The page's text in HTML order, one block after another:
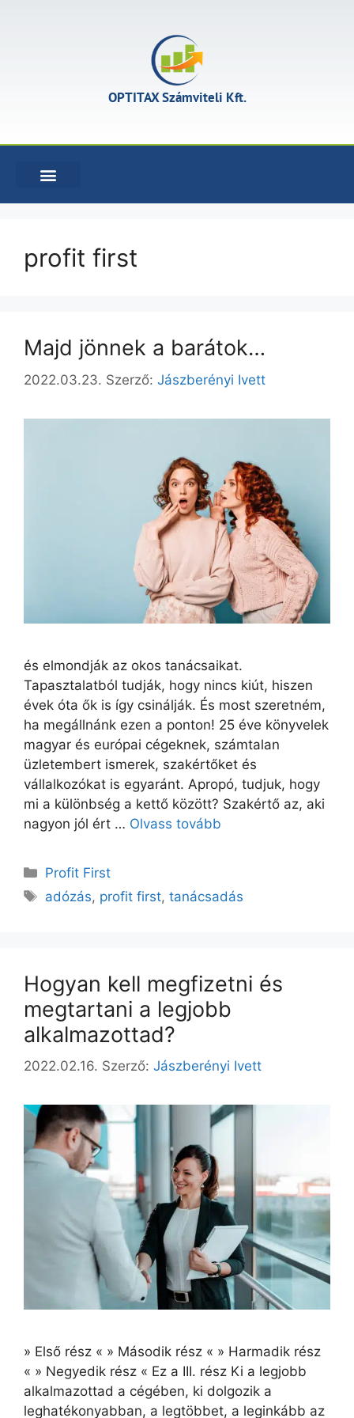
OPTITAX Számviteli Kft.
profit first
Majd jönnek a barátok…
2022.03.23. Szerző: Jászberényi Ivett
és elmondják az okos tanácsaikat.
Tapasztalatból tudják, hogy nincs kiút, hiszen
évek óta ők is így csinálják. És most szeretném,
ha megállnánk ezen a ponton! 25 éve könyvelek
magyar és európai cégeknek, számtalan
üzletembert ismerek, szakértőket és
vállalkozókat is egyaránt. Apropó, tudjuk, hogy
mi a különbség a kettő között? Szakértő az, aki
nagyon jól ért … Olvass tovább
Profit First
adózás, profit first,tanácsadás
Hogyan kell megfizetni és
megtartani a legjobb
alkalmazottad?
2022.02.16. Szerző: Jászberényi Ivett
» Első rész « » Második rész « » Harmadik rész
« » Negyedik rész « Ez a III. rész Ki a legjobb
alkalmazottad a cégében, ki dolgozik a
leghatékonyabban, a legtöbbet, a leginkább az